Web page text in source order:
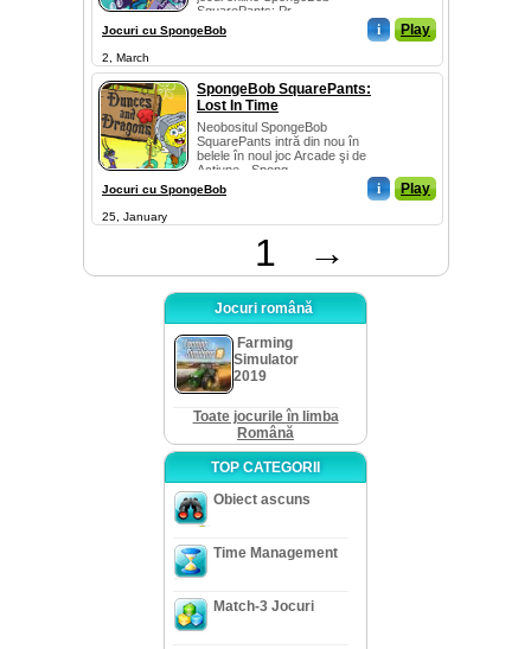
SquarePants: Pr...
Jocuri cu SpongeBob i Play
2, March
SpongeBob SquarePants:
Lost In Time
Neobositul SpongeBob
SquarePants intră din nou în
belele în noul joc Arcade şi de
Acţiune - Spong...
Jocuri cu SpongeBob i Play
25, January
1 →
Jocuri română
Farming
Simulator
2019
Toate jocurile în limba
Română
TOP CATEGORII
Obiect ascuns
Time Management
Match-3 Jocuri